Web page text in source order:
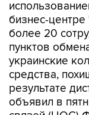
бизнес-
более 20
пунктов
украинские
средства,
результате
объявил в